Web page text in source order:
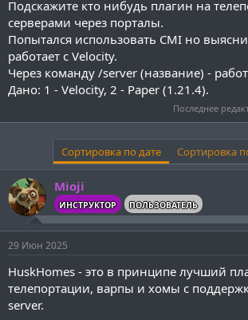
а
Подскажите кто нибудь плагин на
серверами через порталы.
Попытался использовать CMI но
работает с Velocity.
Через команду /server (название) -
Дано: 1 - Velocity, 2 - Paper (1.21.4).
Последнее
Сортировка по дате Сортировка
Mioji
ИНСТРУКТОР ПОЛЬЗОВАТЕЛЬ
29 Июн 2025
HuskHomes - это в принципе лучший
телепортации, варпы и хомы с
server.